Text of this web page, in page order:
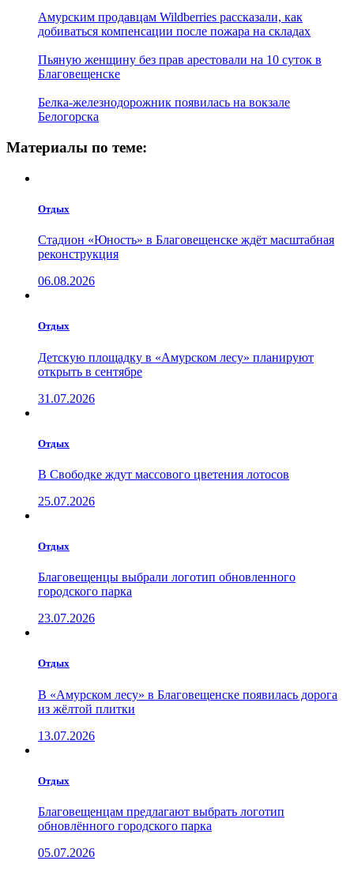
Амурским продавцам Wildberries рассказали, как
добиваться компенсации после пожара на складах
Пьяную женщину без прав арестовали на 10 суток в
Благовещенске
Белка-железнодорожник появилась на вокзале
Белогорска
Материалы по теме:
Отдых
Стадион «Юность» в Благовещенске ждёт масштабная
реконструкция
06.08.2026
Отдых
Детскую площадку в «Амурском лесу» планируют
открыть в сентябре
31.07.2026
Отдых
В Свободке ждут массового цветения лотосов
25.07.2026
Отдых
Благовещенцы выбрали логотип обновленного
городского парка
23.07.2026
Отдых
В «Амурском лесу» в Благовещенске появилась дорога
из жёлтой плитки
13.07.2026
Отдых
Благовещенцам предлагают выбрать логотип
обновлённого городского парка
05.07.2026